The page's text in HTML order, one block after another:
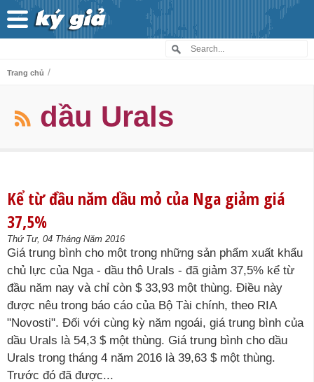
Trang chủ /
dầu Urals
Kể từ đầu năm dầu mỏ của Nga giảm giá
37,5%
Thứ Tư, 04 Tháng Năm 2016
Giá trung bình cho một trong những sản phẩm xuất khẩu
chủ lực của Nga - dầu thô Urals - đã giảm 37,5% kể từ
đầu năm nay và chỉ còn $ 33,93 một thùng. Điều này
được nêu trong báo cáo của Bộ Tài chính, theo RIA
"Novosti". Đối với cùng kỳ năm ngoái, giá trung bình của
dầu Urals là 54,3 $ một thùng. Giá trung bình cho dầu
Urals trong tháng 4 năm 2016 là 39,63 $ một thùng.
Trước đó đã được...